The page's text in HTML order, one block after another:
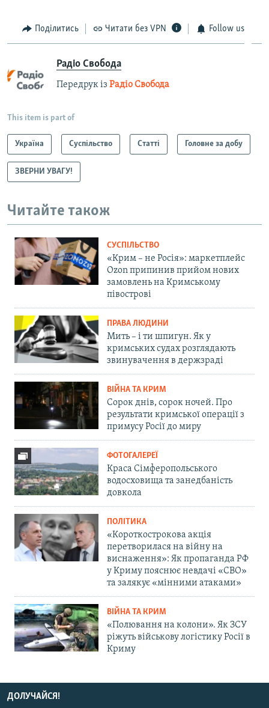
Поділитись Читати без VPN Follow us
Радіо Свобода
Передрук із Радіо Свобода
This item is part of
Україна Суспільство Статті Головне за добу
ЗВЕРНИ УВАГУ!
Читайте також
СУСПІЛЬСТВО
«Крим – не Росія»: маркетплейс
Ozon припинив прийом нових
замовлень на Кримському
півострові
ПРАВА ЛЮДИНИ
Мить – і ти шпигун. Як у
кримських судах розглядають
звинувачення в держзраді
ВІЙНА ТА КРИМ
Сорок днів, сорок ночей. Про
результати кримської операції з
примусу Росії до миру
ФОТОГАЛЕРЕЇ
Краса Сімферопольського
водосховища та занедбаність
довкола
ПОЛІТИКА
«Короткострокова акція
перетворилася на війну на
виснаження»: Як пропаганда РФ
у Криму пояснює невдачі «СВО»
та залякує «мінними атаками»
ВІЙНА ТА КРИМ
«Полювання на колони». Як ЗСУ
ріжуть військову логістику Росії в
Криму
ДОЛУЧАЙСЯ!